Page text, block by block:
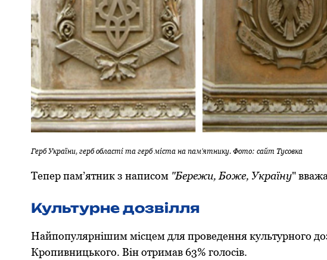
Герб України, герб області та герб міста на пам’ятнику. Фото: сайт Тусовка
Тепер пам’ятник з написом "Бережи, Боже, Україну"
Культурне дозвілля
Найпопулярнішим місцем для проведення культурного
Кропивницького. Він отримав 63% голосів.